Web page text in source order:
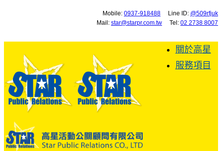
Mobile: 0937-918488 Line ID: @509rfjuk
Mail: star@starpr.com.tw Tel: 02 2738 8007
關於高星
服務項目